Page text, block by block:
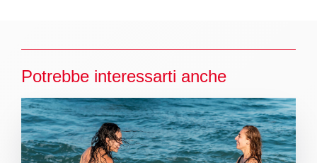
Potrebbe interessarti anche